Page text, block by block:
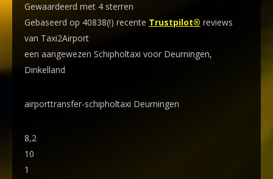
Gewaardeerd met 4 sterren
Gebaseerd op 40838(!) recente Trustpilot® reviews
van Taxi2Airport
een aangewezen Schipholtaxi voor Deurningen,
Dinkelland
airporttransfer-schipholtaxi Deurningen
8,2
10
1